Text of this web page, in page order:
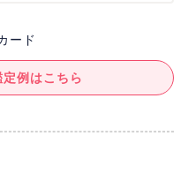
ード
例はこちら